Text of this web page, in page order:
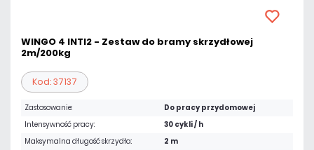
WINGO 4 INTI2 - Zestaw do bramy skrzydłowej
2m/200kg
Kod: 37137
Zastosowanie:
Do pracy przydomowej
Intensywność pracy:
30 cykli / h
Maksymalna długość skrzydła:
2 m